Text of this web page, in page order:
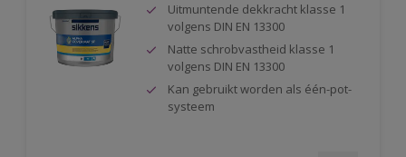
Uitmuntende dekkracht klasse 1
volgens DIN EN 13300
Natte schrobvastheid klasse 1
volgens DIN EN 13300
Kan gebruikt worden als één-pot-
systeem